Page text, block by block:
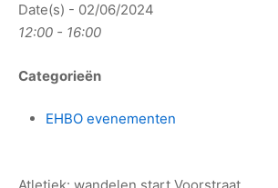
Date(s) - 02/06/2024
12:00 - 16:00
Categorieën
EHBO evenementen
Atletiek: wandelen start Voorstraat